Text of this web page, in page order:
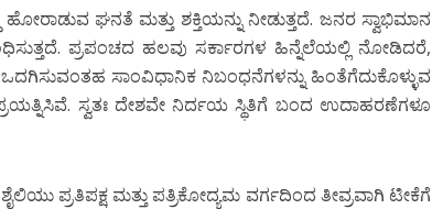
ಘನತೆ ಮತ್ತು ಶಕ್ತಿಯನ್ನು ನೀಡುತ್ತದೆ. ಜನರ ಸ್ವಾಭಿಮಾನ
ಪ್ರಪಂಚದ ಹಲವು ಸರ್ಕಾರಗಳ ಹಿನ್ನೆಲೆಯಲ್ಲಿ ನೋಡಿದರೆ,
ಒದಗಿಸುವಂತಹ ಸಾಂವಿಧಾನಿಕ ನಿಬಂಧನೆಗಳನ್ನು ಹಿಂತೆಗೆದುಕೊಳ್ಳುವ
ಸ್ವತಃ ದೇಶವೇ ನಿರ್ದಯ ಸ್ಥಿತಿಗೆ ಬಂದ ಉದಾಹರಣೆಗಳೂ
ಪ್ರತಿಪಕ್ಷ ಮತ್ತು ಪತ್ರಿಕೋದ್ಯಮ ವರ್ಗದಿಂದ ತೀವ್ರವಾಗಿ ಟೀಕೆಗೆ